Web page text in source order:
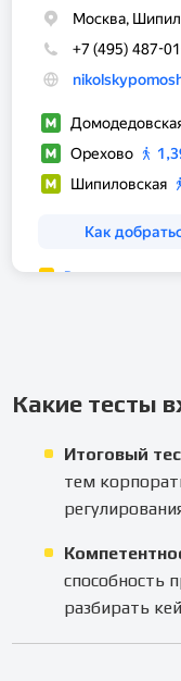
Какие тесты
Итоговый
тем
способность
разбирать